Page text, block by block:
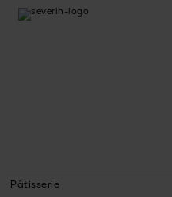
Pâtisserie